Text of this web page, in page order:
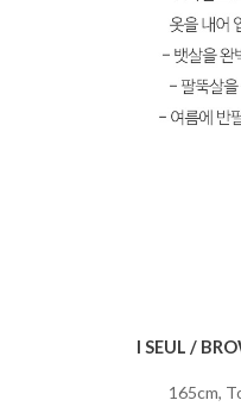
I SEUL /
165cm,